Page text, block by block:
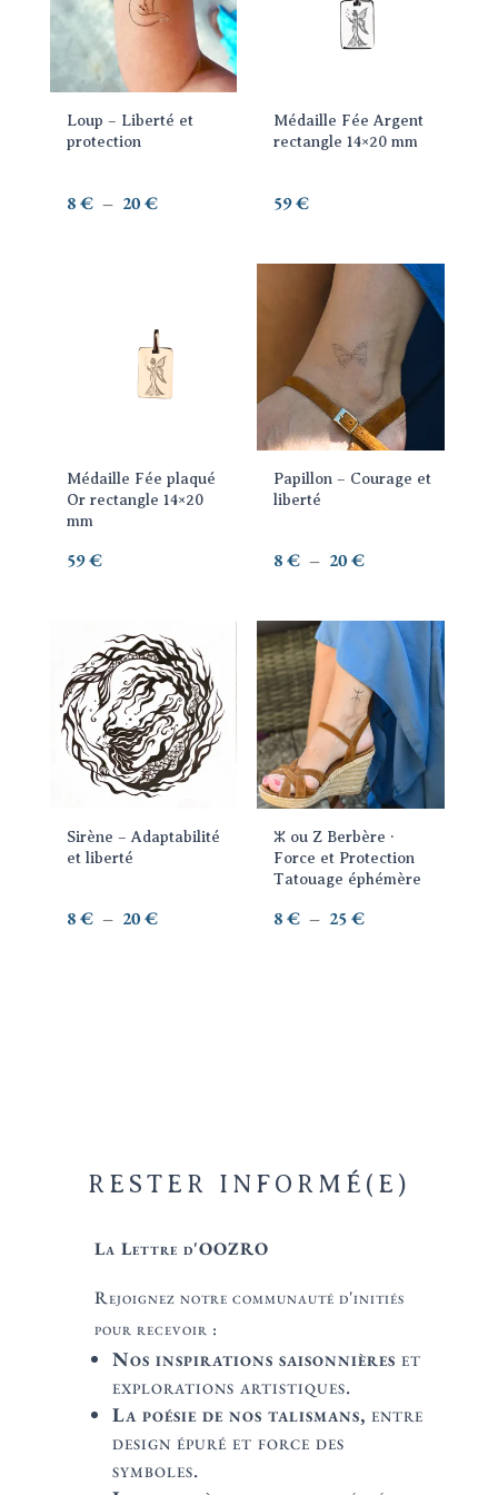
Loup – Liberté et
protection
8€ – 20€Plage
20 €
plusieurs
variations.
Les
options
peuvent
choisies
Médaille Fée Argent
rectangle 14×20 mm
59€
Médaille Fée plaqué
Or rectangle 14×20
mm
59€
Papillon – Courage et
liberté
8€ – 20€Plage
prix :
à
20 €
produit
plusieurs
variations.
Les
options
peuvent
choisies
page
du
produit
Sirène – Adaptabilité
et liberté
8€ – 20€Plage
Ce
produit
a
plusieurs
variations.
options
peuvent
choisies
ⵣ ou Z Berbère ·
Force et Protection
Tatouage éphémère
8€ – 25€Plage
Ce
produit
a
plusieurs
variations.
Les
options
peuvent
être
choisies
RESTER INFORMÉ(E)
La Lettre d'OOZRO
Rejoignez notre communauté d'initiés
pour recevoir :
Nos inspirations saisonnières et
explorations artistiques.
La poésie de nos talismans, entre
design épuré et force des
symboles.